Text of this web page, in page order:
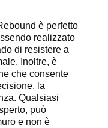
è perfetto
realizzato
di resistere a
Inoltre, è
che consente
la
Qualsiasi
può
e non è